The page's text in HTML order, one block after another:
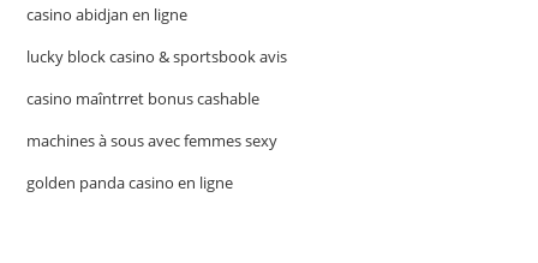
casino abidjan en ligne
lucky block casino & sportsbook avis
casino maîntrret bonus cashable
machines à sous avec femmes sexy
golden panda casino en ligne